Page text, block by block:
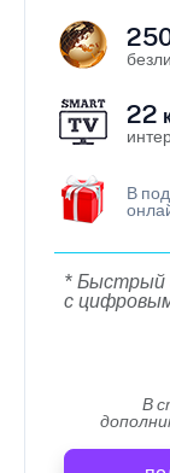
22
В
* Быстрый
с
В